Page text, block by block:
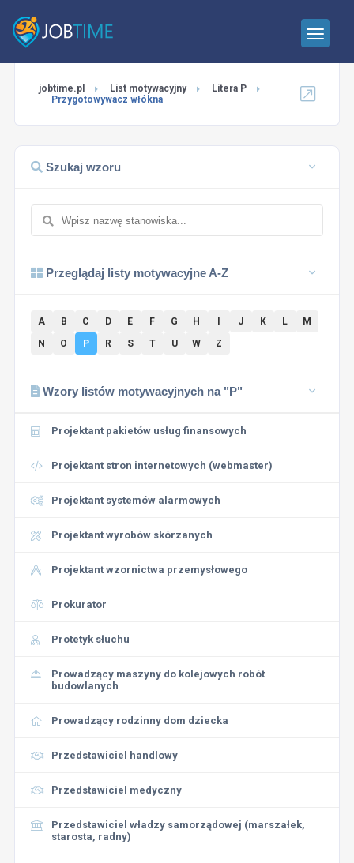
jobtime.pl List motywacyjny
Litera P
Przygotowywacz włókna
Szukaj wzoru
Przeglądaj listy motywacyjne A-Z
A B C D E F G H J K L
M
N
O P R S T U W Z
Wzory listów motywacyjnych na "P"
Projektant pakietów usług finansowych
Projektant stron internetowych (webmaster)
Projektant systemów alarmowych
Projektant wyrobów skórzanych
Projektant wzornictwa przemysłowego
Prokurator
Protetyk słuchu
Prowadzący maszyny do kolejowych robót
budowlanych
Prowadzący rodzinny dom dziecka
Przedstawiciel handlowy
Przedstawiciel medyczny
Przedstawiciel władzy samorządowej (marszałek,
starosta, radny)